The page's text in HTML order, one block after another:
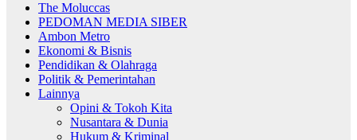
The Moluccas
PEDOMAN MEDIA SIBER
Ambon Metro
Ekonomi & Bisnis
Pendidikan & Olahraga
Politik & Pemerintahan
Lainnya
Opini & Tokoh Kita
Nusantara & Dunia
Hukum & Kriminal